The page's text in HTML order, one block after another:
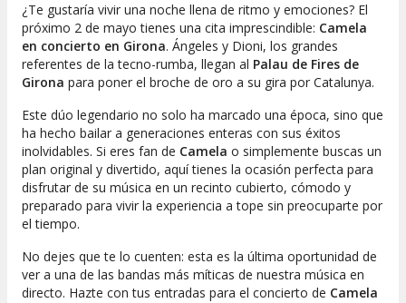
¿Te gustaría vivir una noche llena de ritmo y emociones? El
próximo 2 de mayo tienes una cita imprescindible: Camela
en concierto en Girona. Ángeles y Dioni, los grandes
referentes de la tecno-rumba, llegan al Palau de Fires de
Girona para poner el broche de oro a su gira por Catalunya.
Este dúo legendario no solo ha marcado una época, sino que
ha hecho bailar a generaciones enteras con sus éxitos
inolvidables. Si eres fan de Camela o simplemente buscas un
plan original y divertido, aquí tienes la ocasión perfecta para
disfrutar de su música en un recinto cubierto, cómodo y
preparado para vivir la experiencia a tope sin preocuparte por
el tiempo.
No dejes que te lo cuenten: esta es la última oportunidad de
ver a una de las bandas más míticas de nuestra música en
directo. Hazte con tus entradas para el concierto de Camela